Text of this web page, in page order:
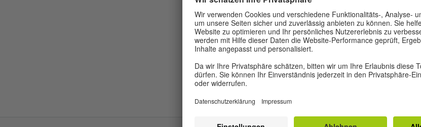
REDAKTION UND AUTOR*INNEN